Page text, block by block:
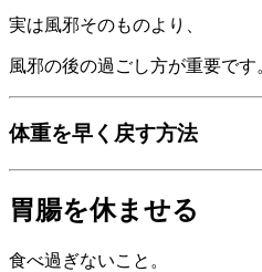
実は風邪そのものより、
風邪の後の過ごし方が重要です
体重を早く戻す方法
胃腸を休ませる
食べ過ぎないこと。